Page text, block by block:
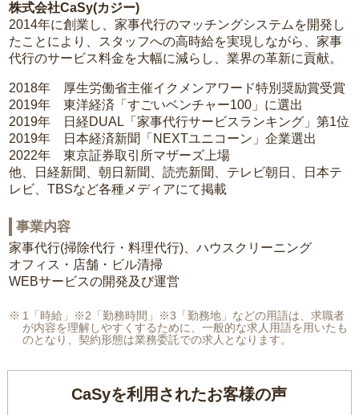
株式会社CaSy(カジー)
2014年に創業し、家事代行のマッチングシステムを開発し
たことにより、スタッフへの高時給を実現しながら、家事
代行のサービス料金を大幅に減らし、業界の革新に貢献。
2018年 厚生労働省主催イクメンアワード特別奨励賞受賞
2019年 東洋経済「すごいベンチャー100」に選出
2019年 日経DUAL「家事代行サービスランキング」第1位
2019年 日本経済新聞「NEXTユニコーン」企業選出
2022年 東京証券取引所マザーズ上場
他、日経新聞、朝日新聞、読売新聞、テレビ朝日、日本テ
レビ、TBSなど各種メディアにて掲載
事業内容
家事代行(掃除代行・料理代行)、ハウスクリーニング
オフィス・店舗・ビル清掃
WEBサービスの開発及び運営
1「時給」※2「勤務時間」※3「勤務地」などの用語は、求職者
が内容を理解しやすくするために、一般的な求人用語を用いたも
のとなり、契約形態は業務委託での求人となります。
CaSyを利用されたお客様の声